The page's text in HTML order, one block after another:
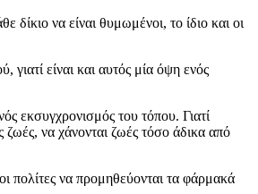
δίκιο να είναι θυμωμένοι, το ίδιο και οι
είναι και αυτός μία όψη ενός
εκσυγχρονισμός του τόπου. Γιατί
να χάνονται ζωές τόσο άδικα από
πολίτες να προμηθεύονται τα φάρμακά